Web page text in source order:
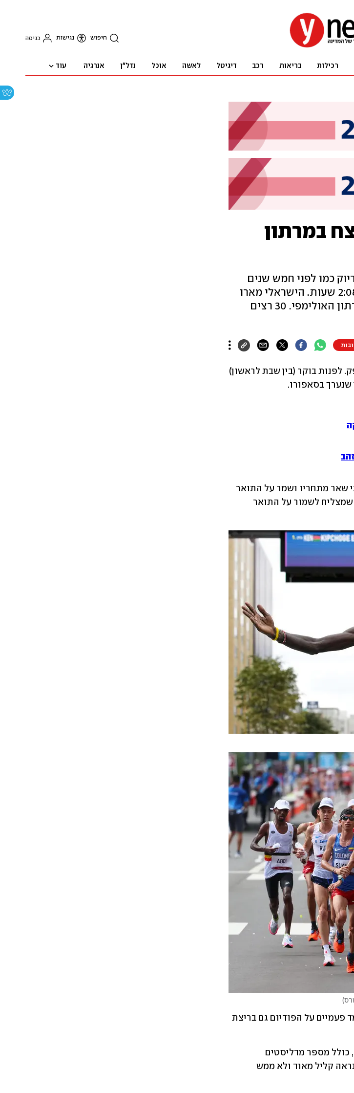
חיפוש נגישות כניסה
רכילות בריאות רכב דיגיטל לאשה אוכל נדל"ן אנרגיה עוד
במרתון
ובדיוק כמו לפני חמש שנים
בריו זכה בזהב אחרי שחצה את קו הסיום בזמן של 2:08:38 שעות. הישראלי מארו
טפרי סיים במקום ה-13, הגבוה ביותר עבור ישראל במרתון האולימפי. 30 רצים
שנערך בסאפורו.
)